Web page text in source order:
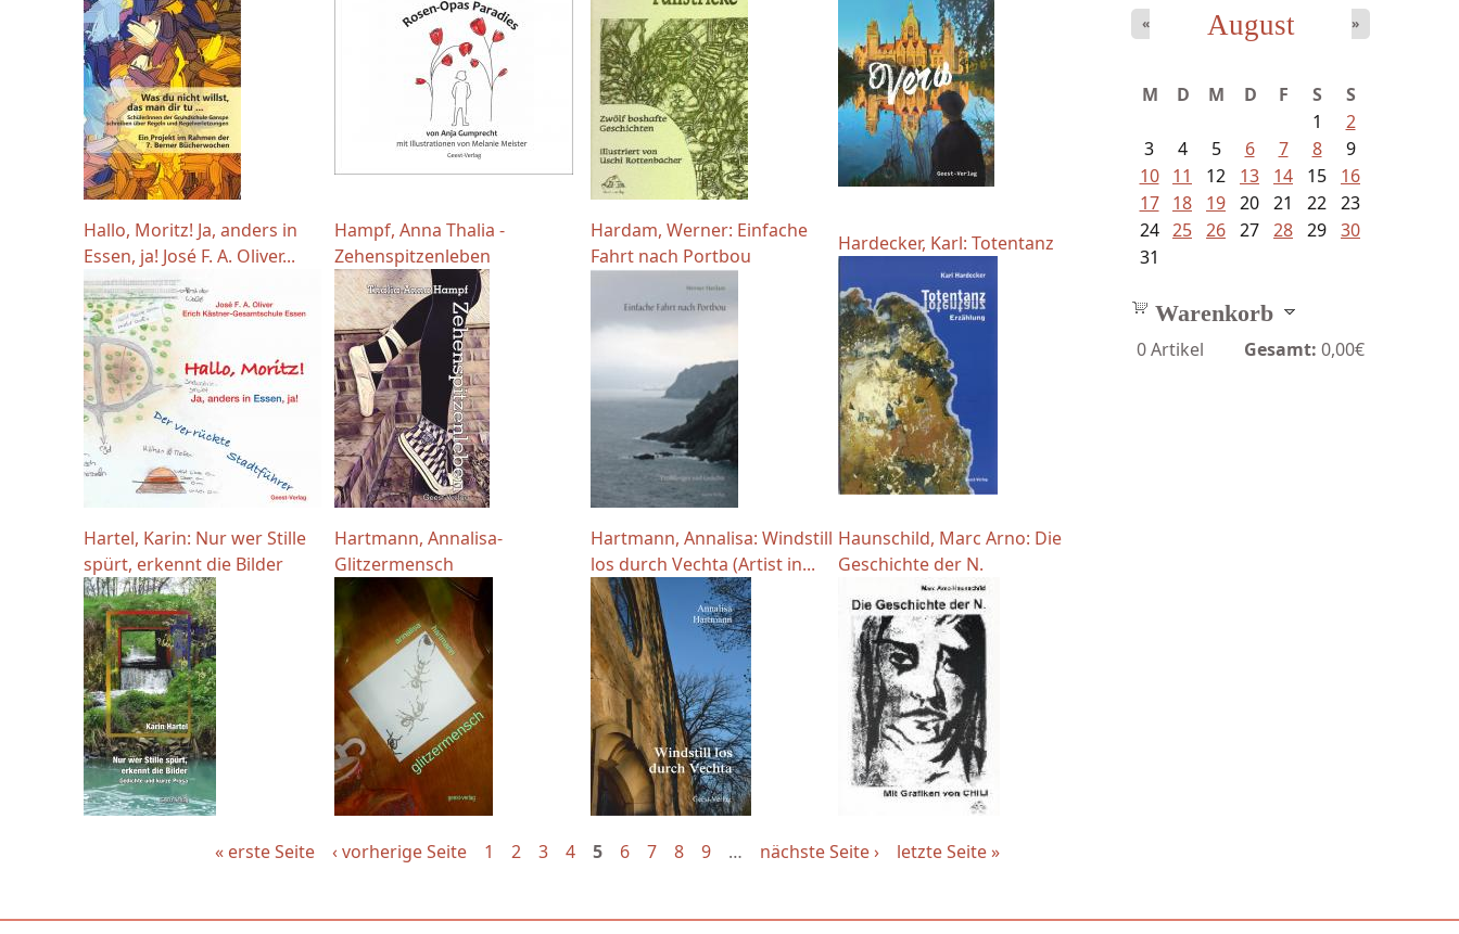
Hallo, Moritz! Ja, anders in
Essen, ja! José F. A. Oliver...
Hampf, Anna Thalia -
Zehenspitzenleben
Hardam, Werner: Einfache
Fahrt nach Portbou
Hardecker, Karl: Totentanz
Hartel, Karin: Nur wer Stille
spürt, erkennt die Bilder
Hartmann, Annalisa-
Glitzermensch
Hartmann, Annalisa: Windstill
los durch Vechta (Artist in...
Haunschild, Marc Arno: Die
Geschichte der N.
« erste Seite ‹ vorherige Seite 1 2 3 4 5 6 7 8 9 … nächste Seite › letzte Seite »
August
« »
M D M D F S
S
1
2
3
4 5 6 7 8
9
10
11 12 13 14 15
16
17
18 19 20 21 22 23
24 25 26 27 28 29 30
31
Warenkorb
0Artikel Gesamt: 0,00€